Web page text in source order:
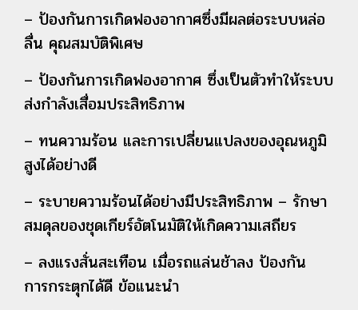
– ป้องกันการเกิดฟองอากาศซึ่งมีผลต่อระบบหล่อ
ลื่น คุณสมบัติพิเศษ
– ป้องกันการเกิดฟองอากาศ ซึ่งเป็นตัวทำให้ระบบ
ส่งกำลังเสื่อมประสิทธิภาพ
– ทนความร้อน และการเปลี่ยนแปลงของอุณหภูมิ
สูงได้อย่างดี
– ระบายความร้อนได้อย่างมีประสิทธิภาพ – รักษา
สมดุลของชุดเกียร์อัตโนมัติให้เกิดความเสถียร
– ลงแรงสั่นสะเทือน เมื่อรถแล่นช้าลง ป้องกัน
การกระตุกได้ดี ข้อแนะนำ